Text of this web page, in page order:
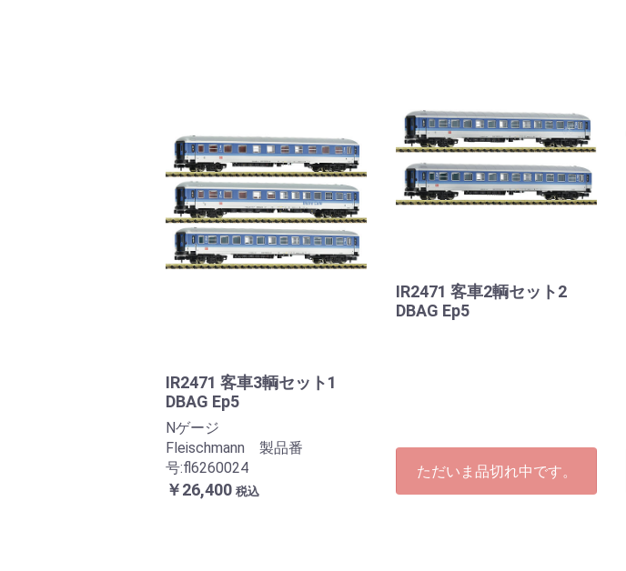
IR2471 客車3輌セット1
DBAG Ep5
Nゲージ
Fleischmann 製品番
号:fl6260024
￥26,400 税込
IR2471 客車2輌セット2
DBAG Ep5
ただいま品切れ中です。